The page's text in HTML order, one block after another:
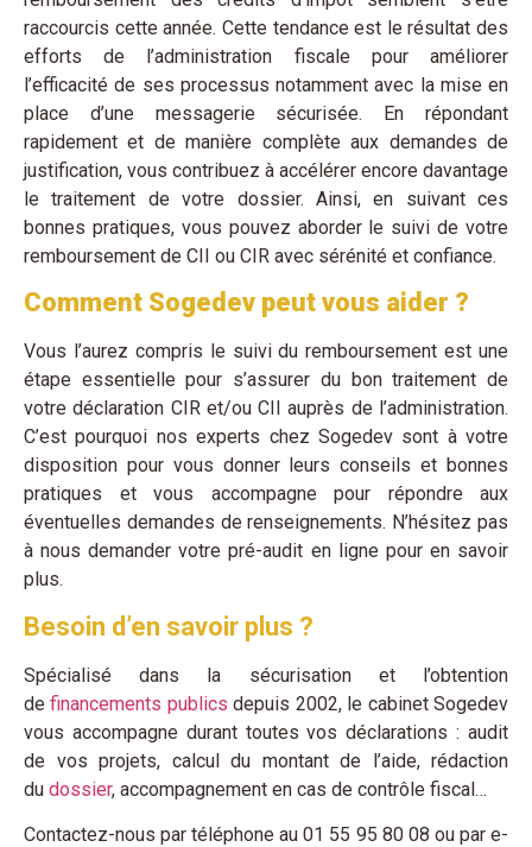
raccourcis cette année. Cette tendance est le résultat des
efforts de l’administration fiscale pour améliorer
l’efficacité de ses processus notamment avec la mise en
place d’une messagerie sécurisée. En répondant
rapidement et de manière complète aux demandes de
justification, vous contribuez à accélérer encore davantage
le traitement de votre dossier. Ainsi, en suivant ces
bonnes pratiques, vous pouvez aborder le suivi de votre
remboursement de CII ou CIR avec sérénité et confiance.
Comment Sogedev peut vous aider ?
Vous l’aurez compris le suivi du remboursement est une
étape essentielle pour s’assurer du bon traitement de
votre déclaration CIR et/ou CII auprès de l’administration.
C’est pourquoi nos experts chez Sogedev sont à votre
disposition pour vous donner leurs conseils et bonnes
pratiques et vous accompagne pour répondre aux
éventuelles demandes de renseignements. N’hésitez pas
à nous demander votre pré-audit en ligne pour en savoir
plus.
Besoin d’en savoir plus ?
Spécialisé dans la sécurisation et l’obtention
definancements publics depuis 2002, le cabinet Sogedev
vous accompagne durant toutes vos déclarations : audit
de vos projets, calcul du montant de l’aide, rédaction
du dossier, accompagnement en cas de contrôle fiscal…
Contactez-nous par téléphone au 01 55 95 80 08 ou par e-